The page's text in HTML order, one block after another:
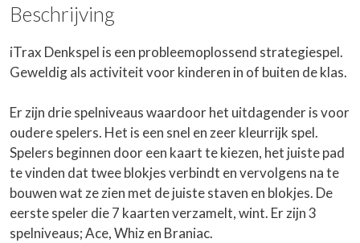
Beschrijving
iTrax Denkspel is een probleemoplossend strategiespel.
Geweldig als activiteit voor kinderen in of buiten de klas.
Er zijn drie spelniveaus waardoor het uitdagender is voor
oudere spelers. Het is een snel en zeer kleurrijk spel.
Spelers beginnen door een kaart te kiezen, het juiste pad
te vinden dat twee blokjes verbindt en vervolgens na te
bouwen wat ze zien met de juiste staven en blokjes. De
eerste speler die 7 kaarten verzamelt, wint. Er zijn 3
spelniveaus; Ace, Whiz en Braniac.